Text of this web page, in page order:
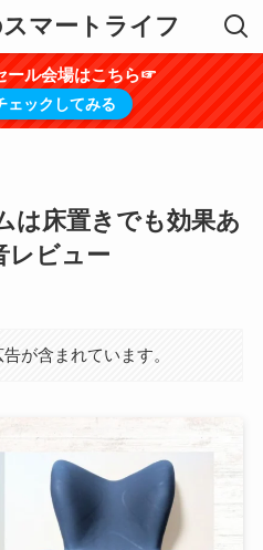
マートライフ
ール会場はこちら☞
ェックしてみる
は床置きでも効果あ
レビュー
が含まれています。